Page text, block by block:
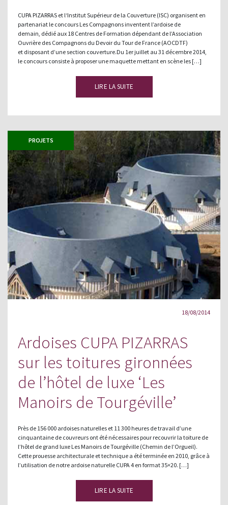
CUPA PIZARRAS et l‘Institut Supérieur de la Couverture (ISC) organisent en
partenariat le concours Les Compagnons inventent l’ardoise de
demain, dédié aux 18 Centres de Formation dépendant de l’Association
Ouvrière des Compagnons du Devoir du Tour de France (AOCDTF)
et disposant d’une section couverture.Du 1er juillet au 31 décembre 2014,
le concours consiste à proposer une maquette mettant en scène les […]
LIRE LA SUITE
PROJETS
18/08/2014
Ardoises CUPA PIZARRAS
sur les toitures gironnées
de l’hôtel de luxe ‘Les
Manoirs de Tourgéville’
Près de 156 000 ardoises naturelles et 11 300 heures de travail d’une
cinquantaine de couvreurs ont été nécessaires pour recouvrir la toiture de
l’hôtel de grand luxe Les Manoirs de Tourgéville (Chemin de l’Orgueil).
Cette prouesse architecturale et technique a été terminée en 2010, grâce à
l’utilisation de notre ardoise naturelle CUPA 4 en format 35×20. […]
LIRE LA SUITE